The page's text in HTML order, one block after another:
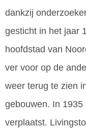
dankzij
gesticht in het jaar
hoofdstad van
ver voor op de
weer terug te zien
gebouwen. In
verplaatst.